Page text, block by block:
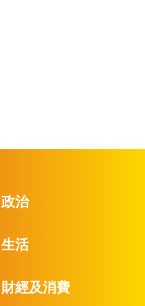
政治
生活
財經及消費